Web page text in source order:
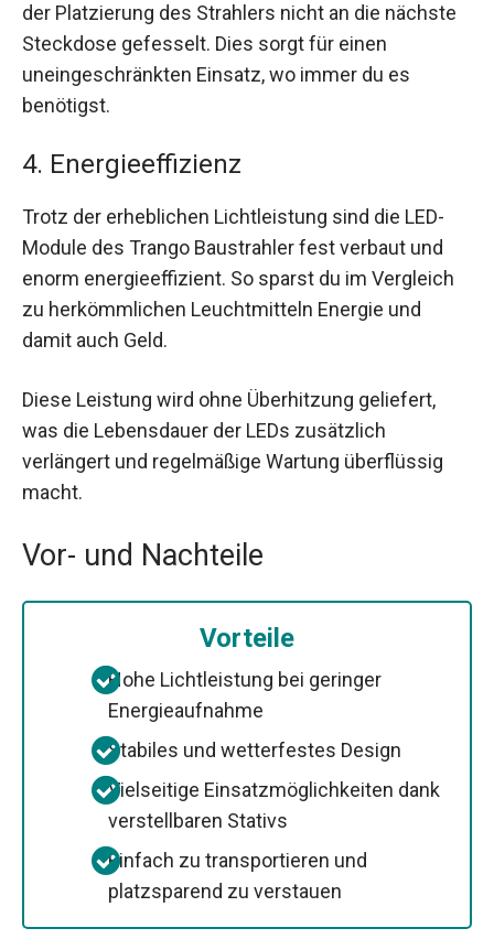
der Platzierung des Strahlers nicht an die nächste
Steckdose gefesselt. Dies sorgt für einen
uneingeschränkten Einsatz, wo immer du es
benötigst.
4. Energieeffizienz
Trotz der erheblichen Lichtleistung sind die LED-
Module des Trango Baustrahler fest verbaut und
enorm energieeffizient. So sparst du im Vergleich
zu herkömmlichen Leuchtmitteln Energie und
damit auch Geld.
Diese Leistung wird ohne Überhitzung geliefert,
was die Lebensdauer der LEDs zusätzlich
verlängert und regelmäßige Wartung überflüssig
macht.
Vor- und Nachteile
Vorteile
Hohe Lichtleistung bei geringer
Energieaufnahme
Stabiles und wetterfestes Design
Vielseitige Einsatzmöglichkeiten dank
verstellbaren Stativs
Einfach zu transportieren und
platzsparend zu verstauen